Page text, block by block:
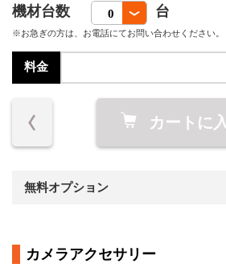
機材台数
台
※お急ぎの方は、お電話にてお問い合わせください。
料金
カートに
無料オプション
カメラアクセサリー